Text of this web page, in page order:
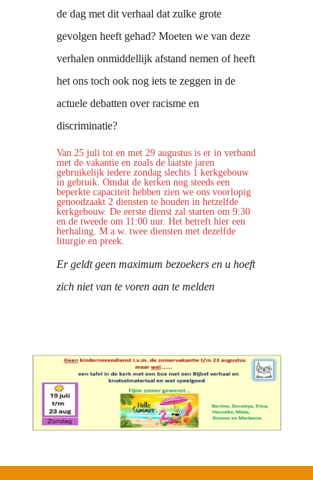
de dag met dit verhaal dat zulke grote
gevolgen heeft gehad? Moeten we van deze
verhalen onmiddellijk afstand nemen of heeft
het ons toch ook nog iets te zeggen in de
actuele debatten over racisme en
discriminatie?
Van 25 juli tot en met 29 augustus is er in verband
met de vakantie en zoals de laatste jaren
gebruikelijk iedere zondag slechts 1 kerkgebouw
in gebruik. Omdat de kerken nog steeds een
beperkte capaciteit hebben zien we ons voorlopig
genoodzaakt 2 diensten te houden in hetzelfde
kerkgebouw. De eerste dienst zal starten om 9:30
en de tweede om 11:00 uur. Het betreft hier een
herhaling. M.a.w. twee diensten met dezelfde
liturgie en preek.
Er geldt geen maximum bezoekers en u hoeft
zich niet van te voren aan te melden